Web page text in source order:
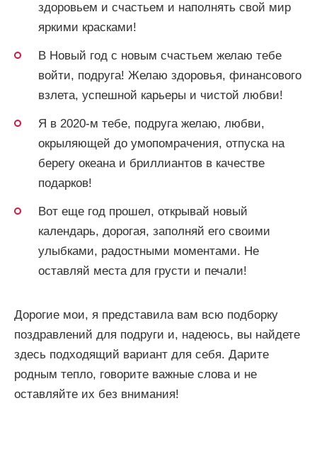
здоровьем и счастьем и наполнять свой мир
яркими красками!
В Новый год с новым счастьем желаю тебе
войти, подруга! Желаю здоровья, финансового
взлета, успешной карьеры и чистой любви!
Я в 2020-м тебе, подруга желаю, любви,
окрыляющей до умопомрачения, отпуска на
берегу океана и бриллиантов в качестве
подарков!
Вот еще год прошел, открывай новый
календарь, дорогая, заполняй его своими
улыбками, радостными моментами. Не
оставляй места для грусти и печали!
Дорогие мои, я представила вам всю подборку
поздравлений для подруги и, надеюсь, вы найдете
здесь подходящий вариант для себя. Дарите
родным тепло, говорите важные слова и не
оставляйте их без внимания!